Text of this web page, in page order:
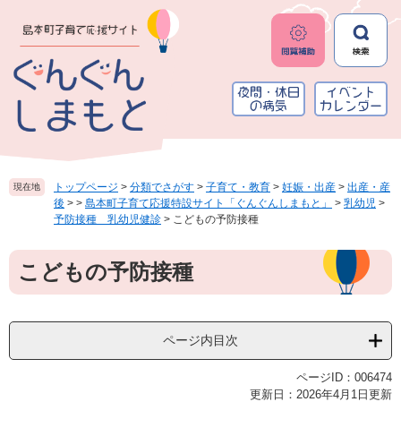
。
て
本
文
現在地 トップページ > 分類でさがす > 子育て・教育 > 妊娠・出産 > 出産・産
後 > > 島本町子育て応援特設サイト「ぐんぐんしまもと」 > 乳幼児 >
予防接種 乳幼児健診 > こどもの予防接種
本
文こどもの予防接種
ページ内目次
ページID：006474
更新日：2026年4月1日更新